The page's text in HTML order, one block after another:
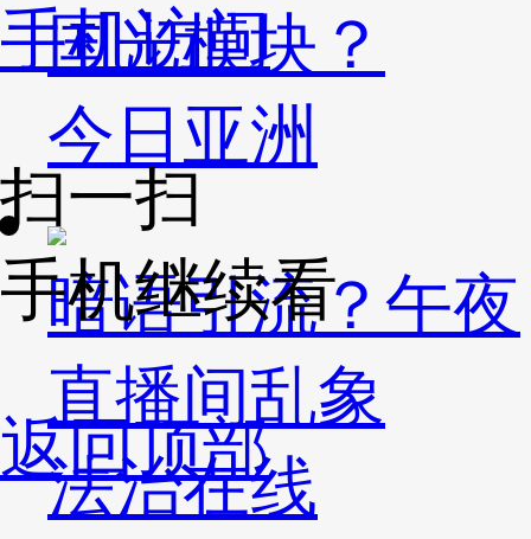
国光模块？
今日亚洲
暗语引流？午夜
直播间乱象
法治在线
手机访问
扫一扫
手机继续看
返回顶部